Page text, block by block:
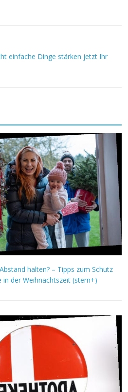
einfache Dinge stärken jetzt Ihr
halten? – Tipps zum Schutz
in der Weihnachtszeit (stern+)